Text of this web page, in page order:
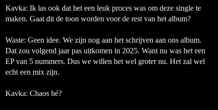
Kavka: Ik las ook dat het een leuk proces was om deze single te
maken. Gaat dit de toon worden voor de rest van het album?
Waste: Geen idee. We zijn nog aan het schrijven aan ons album.
Dat zou volgend jaar pas uitkomen in 2025. Want nu was het een
EP van 5 nummers. Dus we willen het wel groter nu. Het zal wel
echt een mix zijn.
Kavka: Chaos hé?